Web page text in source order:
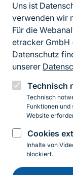
Uns ist
verwenden wir
Für die
etracker GmbH
Datenschutz
unserer
Technisch
Technisch
Funktionen
Website
Cookies
Inhalte von
blockiert.